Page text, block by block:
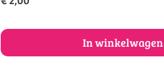
In winkelwagen